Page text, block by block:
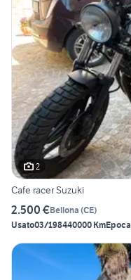
2
Cafe racer Suzuki
2.500 €Bellona (CE)
Usato03/198440000 KmEpoca